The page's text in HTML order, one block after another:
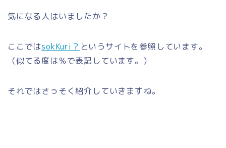
気になる人はいましたか？
ここではsokKuri？ というサイトを参照しています。
（似てる度は％で表記しています。）
それではさっそく紹介していきますね。